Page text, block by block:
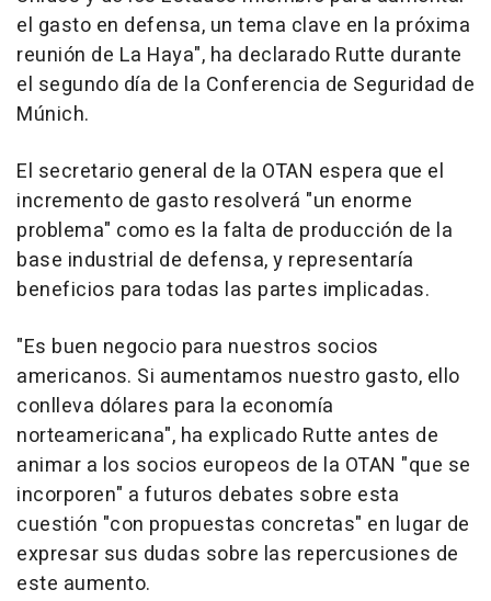
el gasto en defensa, un tema clave en la próxima
reunión de La Haya", ha declarado Rutte durante
el segundo día de la Conferencia de Seguridad de
Múnich.
El secretario general de la OTAN espera que el
incremento de gasto resolverá "un enorme
problema" como es la falta de producción de la
base industrial de defensa, y representaría
beneficios para todas las partes implicadas.
"Es buen negocio para nuestros socios
americanos. Si aumentamos nuestro gasto, ello
conlleva dólares para la economía
norteamericana", ha explicado Rutte antes de
animar a los socios europeos de la OTAN "que se
incorporen" a futuros debates sobre esta
cuestión "con propuestas concretas" en lugar de
expresar sus dudas sobre las repercusiones de
este aumento.